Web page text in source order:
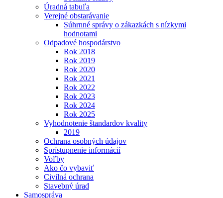
Úradná tabuľa
Verejné obstarávanie
Súhrnné správy o zákazkách s nízkymi
hodnotami
Odpadové hospodárstvo
Rok 2018
Rok 2019
Rok 2020
Rok 2021
Rok 2022
Rok 2023
Rok 2024
Rok 2025
Vyhodnotenie štandardov kvality
2019
Ochrana osobných údajov
Sprístupnenie informácií
Voľby
Ako čo vybaviť
Civilná ochrana
Stavebný úrad
Samospráva